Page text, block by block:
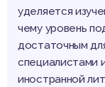
уделяется
чему уровень
достаточным
специалистами
иностранной